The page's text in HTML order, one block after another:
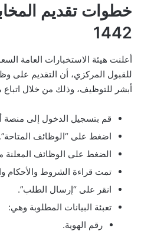
خطوات تقديم
1442
أعلنت هيئة الاستخبارات العامة
للقبول المركزي، أن التقديم على
أبشر للتوظيف، وذلك من خلال اتباع
قم بتسجيل الدخول إلى منصة
اضغط على “الوظائف المتاحة”.
الضغط على الوظائف المعلنة
تمت قراءة الشروط والأحكام
انقر على “إرسال الطلب”.
تعبئة البيانات المطلوبة وهي:
رقم الهوية.